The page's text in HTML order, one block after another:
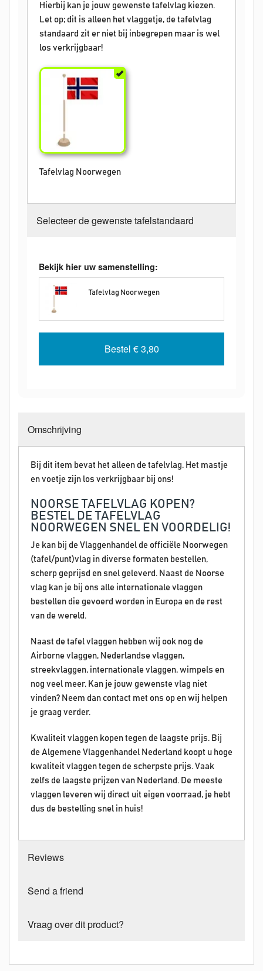
Hierbij kan je jouw gewenste tafelvlag kiezen.
Let op; dit is alleen het vlaggetje, de tafelvlag
standaard zit er niet bij inbegrepen maar is wel
los verkrijgbaar!
Tafelvlag Noorwegen
Selecteer de gewenste tafelstandaard
Bekijk hier uw samenstelling:
Tafelvlag Noorwegen
Bestel € 3,80
Omschrijving
Bij dit item bevat het alleen de tafelvlag. Het mastje
en voetje zijn los verkrijgbaar bij ons!
NOORSE TAFELVLAG KOPEN?
BESTEL DE TAFELVLAG
NOORWEGEN SNEL EN VOORDELIG!
Je kan bij de Vlaggenhandel de officiële Noorwegen
(tafel/punt)vlag in diverse formaten bestellen,
scherp geprijsd en snel geleverd. Naast de Noorse
vlag kan je bij ons alle internationale vlaggen
bestellen die gevoerd worden in Europa en de rest
van de wereld.
Naast de tafel vlaggen hebben wij ook nog de
Airborne vlaggen, Nederlandse vlaggen,
streekvlaggen, internationale vlaggen, wimpels en
nog veel meer. Kan je jouw gewenste vlag niet
vinden? Neem dan contact met ons op en wij helpen
je graag verder.
Kwaliteit vlaggen kopen tegen de laagste prijs. Bij
de Algemene Vlaggenhandel Nederland koopt u hoge
kwaliteit vlaggen tegen de scherpste prijs. Vaak
zelfs de laagste prijzen van Nederland. De meeste
vlaggen leveren wij direct uit eigen voorraad, je hebt
dus de bestelling snel in huis!
Reviews
Send a friend
Vraag over dit product?